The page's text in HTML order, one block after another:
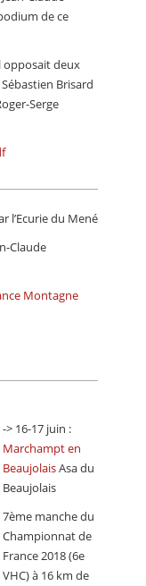
de ce
opposait deux
Brisard
Serge
l’Ecurie du Mené
Claude
Montagne
-> 16-17 juin :
Marchampt en
BeaujolaisAsa du
Beaujolais
7ème manche du
Championnat de
France 2018 (6e
VHC) à 16 km de